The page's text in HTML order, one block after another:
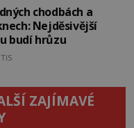
chodbách a
Nejděsivější
budí hrůzu
ZAJÍMAVÉ